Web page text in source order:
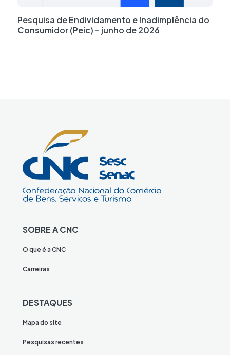
Pesquisa de Endividamento e Inadimplência do
Consumidor (Peic) – junho de 2026
SOBRE A CNC
O que é a CNC
Carreiras
DESTAQUES
Mapa do site
Pesquisas recentes